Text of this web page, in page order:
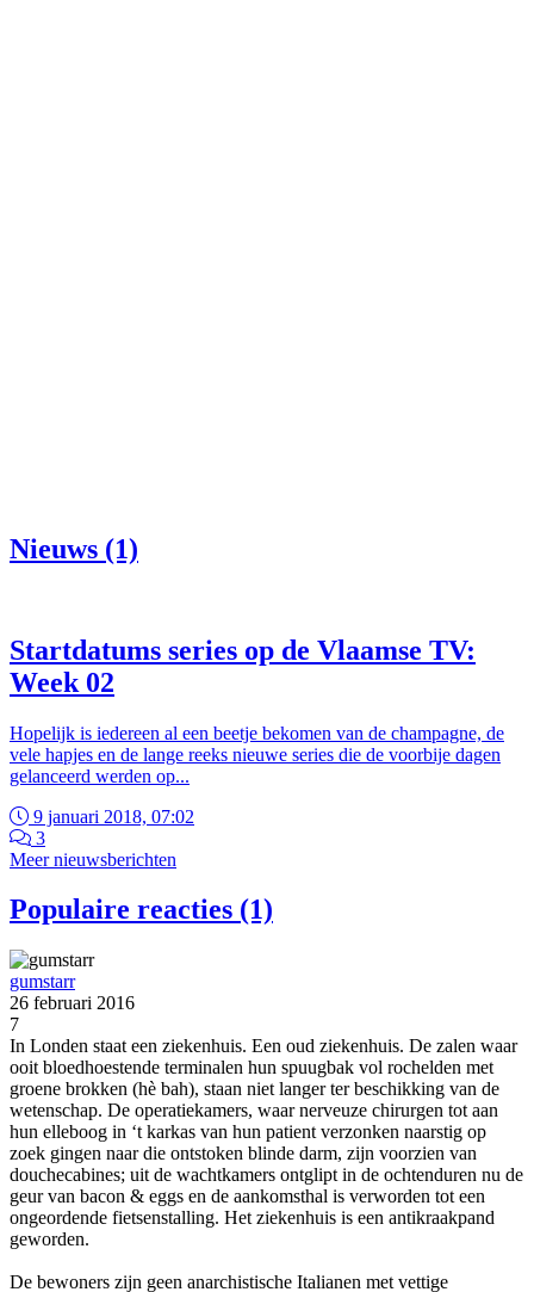
Nieuws (1)
Startdatums series op de Vlaamse TV:
Week 02
Hopelijk is iedereen al een beetje bekomen van de champagne, de
vele hapjes en de lange reeks nieuwe series die de voorbije dagen
gelanceerd werden op...
9 januari 2018, 07:02
3
Meer nieuwsberichten
Populaire reacties (1)
gumstarr
26 februari 2016
7
In Londen staat een ziekenhuis. Een oud ziekenhuis. De zalen waar
ooit bloedhoestende terminalen hun spuugbak vol rochelden met
groene brokken (hè bah), staan niet langer ter beschikking van de
wetenschap. De operatiekamers, waar nerveuze chirurgen tot aan
hun elleboog in ‘t karkas van hun patient verzonken naarstig op
zoek gingen naar die ontstoken blinde darm, zijn voorzien van
douchecabines; uit de wachtkamers ontglipt in de ochtenduren nu de
geur van bacon & eggs en de aankomsthal is verworden tot een
ongeordende fietsenstalling. Het ziekenhuis is een antikraakpand
geworden.
De bewoners zijn geen anarchistische Italianen met vettige